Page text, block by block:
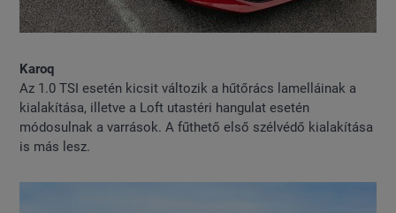
Karoq
Az 1.0 TSI esetén kicsit változik a hűtőrács lamelláinak a
kialakítása, illetve a Loft utastéri hangulat esetén
módosulnak a varrások. A fűthető első szélvédő kialakítása
is más lesz.